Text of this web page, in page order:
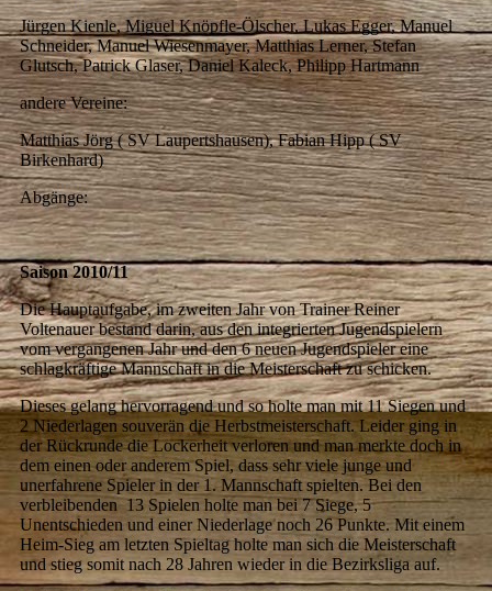
Jürgen Kienle, Miguel Knöpfle-Ölscher, Lukas Egger, Manuel
Schneider, Manuel Wiesenmayer, Matthias Lerner, Stefan
Glutsch, Patrick Glaser, Daniel Kaleck, Philipp Hartmann
andere Vereine:
Matthias Jörg ( SV Laupertshausen), Fabian Hipp ( SV
Birkenhard)
Abgänge:
Saison 2010/11
Die Hauptaufgabe, im zweiten Jahr von Trainer Reiner
Voltenauer bestand darin, aus den integrierten Jugendspielern
vom vergangenen Jahr und den 6 neuen Jugendspieler eine
schlagkräftige Mannschaft in die Meisterschaft zu schicken.
Dieses gelang hervorragend und so holte man mit 11 Siegen und
2 Niederlagen souverän die Herbstmeisterschaft. Leider ging in
der Rückrunde die Lockerheit verloren und man merkte doch in
dem einen oder anderem Spiel, dass sehr viele junge und
unerfahrene Spieler in der 1. Mannschaft spielten. Bei den
verbleibenden 13 Spielen holte man bei 7 Siege, 5
Unentschieden und einer Niederlage noch 26 Punkte. Mit einem
Heim-Sieg am letzten Spieltag holte man sich die Meisterschaft
und stieg somit nach 28 Jahren wieder in die Bezirksliga auf.